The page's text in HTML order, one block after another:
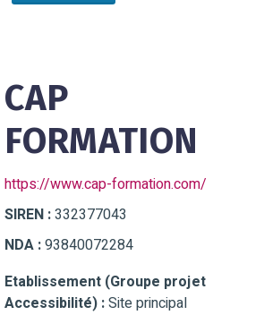
CAP
FORMATION
https://www.cap-formation.com/
SIREN :332377043
NDA :93840072284
Etablissement (Groupe projet
Accessibilité) :Site principal